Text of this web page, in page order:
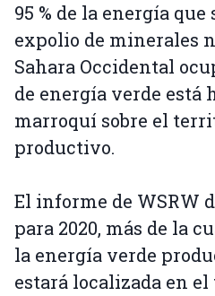
95 % de la energía
expolio de minerales
Sahara Occidental
de energía verde está
marroquí sobre el
productivo.
El informe de WSRW
para 2020, más de la
la energía verde
estará localizada en